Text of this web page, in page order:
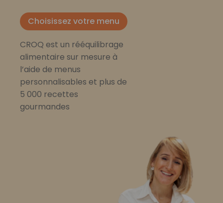
Choisissez votre menu
CROQ est un rééquilibrage
alimentaire sur mesure à
l’aide de menus
personnalisables et plus de
5 000 recettes
gourmandes